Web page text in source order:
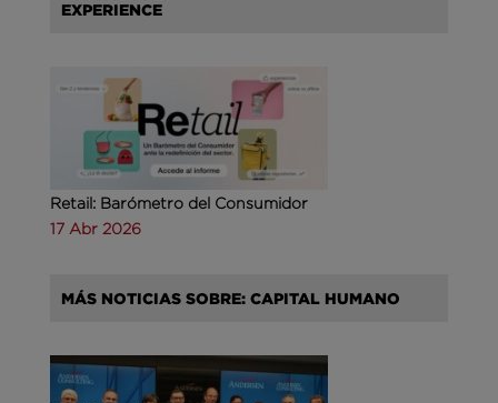
EXPERIENCE
Retail: Barómetro del Consumidor
17 Abr 2026
MÁS NOTICIAS SOBRE: CAPITAL HUMANO